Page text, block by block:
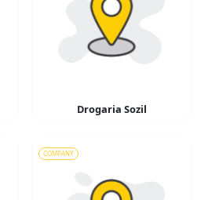
Drogaria Sozil
COMPANY